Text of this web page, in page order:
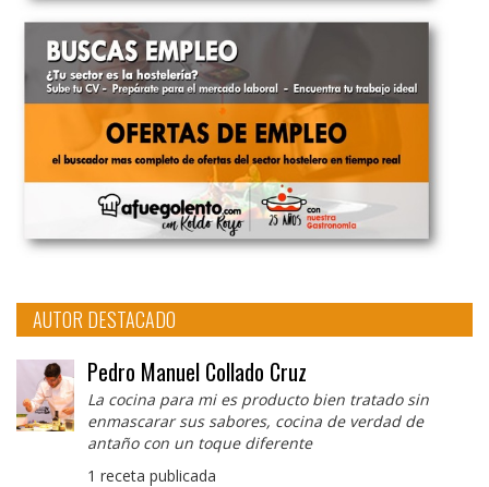
AUTOR DESTACADO
Pedro Manuel Collado Cruz
La cocina para mi es producto bien tratado sin
enmascarar sus sabores, cocina de verdad de
antaño con un toque diferente
1 receta publicada